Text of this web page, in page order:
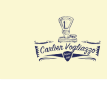
contenu